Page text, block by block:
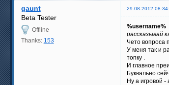
gaunt 29-08-2012
Beta Tester
Offline
Thanks: 153
%username%
рассказывай
Чето вопроса
У меня так и
топку .
И главное
Буквально
Ну а игровой -